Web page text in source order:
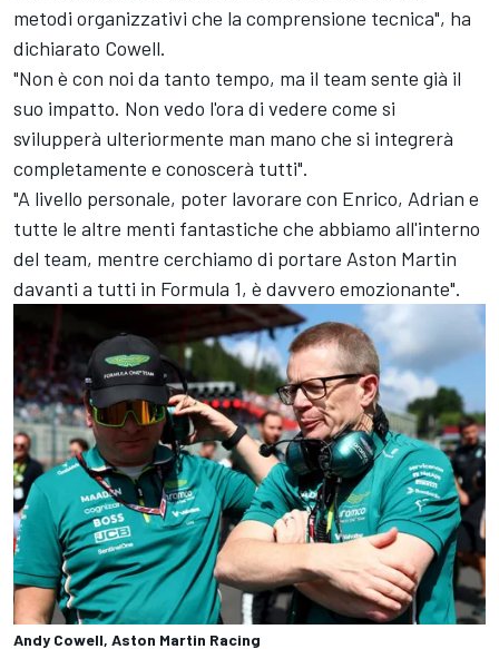
metodi organizzativi che la comprensione tecnica", ha
dichiarato Cowell.
"Non è con noi da tanto tempo, ma il team sente già il
suo impatto. Non vedo l'ora di vedere come si
svilupperà ulteriormente man mano che si integrerà
completamente e conoscerà tutti".
"A livello personale, poter lavorare con Enrico, Adrian e
tutte le altre menti fantastiche che abbiamo all'interno
del team, mentre cerchiamo di portare Aston Martin
davanti a tutti in Formula 1, è davvero emozionante".
Andy Cowell, Aston Martin Racing